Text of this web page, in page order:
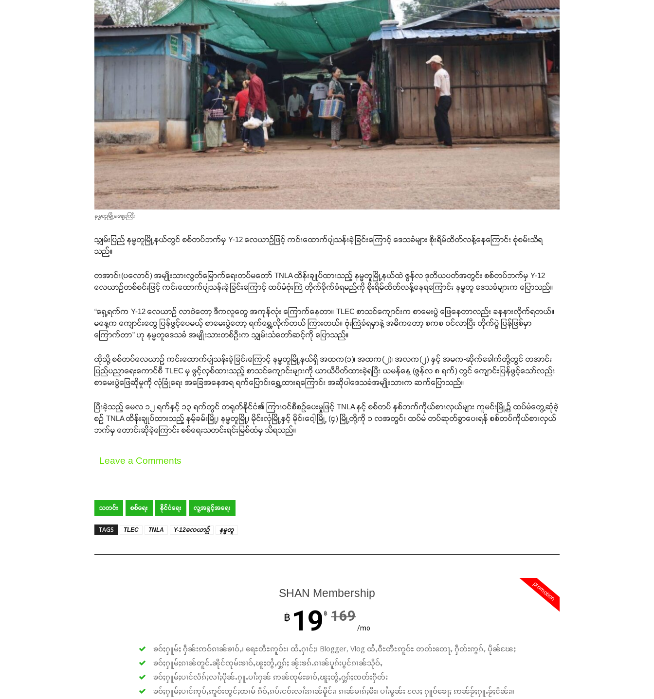
နမ္မတူမြို့မစျေးကြီး
သျှမ်းပြည် နမ္မတူမြို့နယ်တွင် စစ်တပ်ဘက်မှ Y-12 လေယာဉ်ဖြင့် ကင်းထောက်ပျံသန်းခဲ့ခြင်းကြောင့် ဒေသခံများ စိုးရိမ်ထိတ်လန့်နေကြောင်း စုံစမ်းသိရ
သည်။
တအာင်း(ပလောင်) အမျိုးသားလွတ်မြောက်ရေးတပ်မတော် TNLA ထိန်းချုပ်ထားသည့် နမ္မတူမြို့နယ်ထဲ ဇွန်လ ဒုတိယပတ်အတွင်း စစ်တပ်ဘက်မှ Y-12
လေယာဉ်တစ်စင်းဖြင့် ကင်းထောက်ပျံသန်းခဲ့ခြင်းကြောင့် ထပ်မံဗုံးကြဲ တိုက်ခိုက်ခံရမည်ကို စိုးရိမ်ထိတ်လန့်နေရကြောင်း နမ္မတူ ဒေသခံများက ပြောသည်။
“ရှေ့ရက်က Y-12 လေယာဉ် လာဝဲတော့ ဒီကလူတွေ အကုန်လုံး ကြောက်နေတာ။ TLEC စာသင်ကျောင်းက စာမေးပွဲ ဖြေနေတာလည်း ခနနားလိုက်ရတယ်။
မနေ့က ကျောင်းတွေ ပြန်ဖွင့်ပေမယ့် စာမေးပွဲတော့ ရက်ရွှေ့လိုက်တယ် ကြားတယ်။ ဗုံးကြဲခံရမှာနဲ့ အဓိကတော့ စကစ ဝင်လာပြီး တိုက်ပွဲ ပြန်ဖြစ်မှာ
ကြောက်တာ” ဟု နမ္မတူဒေသခံ အမျိုးသားတစ်ဦးက သျှမ်းသံတော်ဆင့်ကို ပြောသည်။
ထိုသို့ စစ်တပ်လေယာဉ် ကင်းထောက်ပျံသန်းခဲ့ခြင်းကြောင့် နမ္မတူမြို့နယ်ရှိ အထက(၁)၊ အထက(၂)၊ အလက(၂) နှင့် အမက-ဆိုက်ခေါက်တို့တွင် တအာင်း
ပြည်ပညာရေးကောင်စီ TLEC မှ ဖွင့်လှစ်ထားသည့် စာသင်ကျောင်းများကို ယာယီပိတ်ထားခဲ့ရပြီး ယမန်နေ့ (ဇွန်လ ၈ ရက်) တွင် ကျောင်းပြန်ဖွင့်သော်လည်း
စာမေးပွဲဖြေဆိုမှုကို လုံခြုံရေး အခြေအနေအရ ရက်ပြောင်းရွှေ့ထားရကြောင်း အဆိုပါဒေသခံအမျိုးသားက ဆက်ပြောသည်။
ပြီးခဲ့သည့် မေလ ၁၂ ရက်နှင့် ၁၃ ရက်တွင် တရုတ်နိုင်ငံ၏ ကြားဝင်စီစဉ်ပေးမှုဖြင့် TNLA နှင့် စစ်တပ် နှစ်ဘက်ကိုယ်စားလှယ်များ ကူမင်းမြို့၌ ထပ်မံတွေ့ဆုံခဲ့
စဉ် TNLA ထိန်းချုပ်ထားသည့် နမ့်ခမ်းမြို့၊ နမ္မတူမြို့၊ မိုင်းလုံမြို့နှင့် မိုင်းငေါ့မြို့ (၄) မြို့တို့ကို ၁ လအတွင်း ထပ်မံ တပ်ဆုတ်ခွာပေးရန် စစ်တပ်ကိုယ်စားလှယ်
ဘက်မှ တောင်းဆိုခဲ့ကြောင်း စစ်ရေးသတင်းရင်းမြစ်ထံမှ သိရသည်။
Leave a Comments
သတင်း စစ်ရေး နိုင်ငံရေး လူ့အခွင့်အရေး
TAGS TLEC TNLA Y-12လေယာဉ် နမ္မတူ
promotion
SHAN Membership
฿ 19 ฿ 169
/mo
ၶဝ်ႈႁူမ်ႈ ႁဵၼ်းဢဝ်ၵၢၼ်ၶၢဝ်ႇ၊ ရေႊတီႊဢူဝ်ႊ၊ ထႆႇႁၢင်ႈ၊ Blogger, Vlog ထႆႇဝီႊတီႊဢူဝ်ႊ တတ်းတေႃႇ ႁဵတ်းဢွၵ်ႇ ပိုၼ်ၽႄႈ
ၶဝ်ႈႁူမ်ႈၵၢၼ်တူင်ႉၼိုင်ၸုမ်းၶၢဝ်ႇၽူႈတွႆႇႁွၵ်ႈ ၼႂ်းၶၵ်ႉၵၢၼ်ပူၵ်းပွင်ၵၢၼ်သိုဝ်ႇ
ၶဝ်ႈႁူမ်ႈပၢင်လႅၵ်ႈလၢႆႈပိုၼ်ႉႁူႉပၢႆးႁၼ် ဢၼ်ၸုမ်းၶၢဝ်ႇၽူႈတွႆႇႁွၵ်ႈၸတ်းႁဵတ်း
ၶဝ်ႈႁူမ်ႈပၢင်ဢုပ်ႇဢူဝ်းတွင်ႈထၢမ် ၵဵဝ်ႇၵပ်းငဝ်းလၢႆးၵၢၼ်မိူင်း၊ ၵၢၼ်မၢၵ်ႈမီး၊ ပၢႆးမွၼ်း လႄႈ ႁူဝ်ၶေႃႈ ဢၼ်ၶႂ်ႈႁူႉၶႂ်ႈငိၼ်း။